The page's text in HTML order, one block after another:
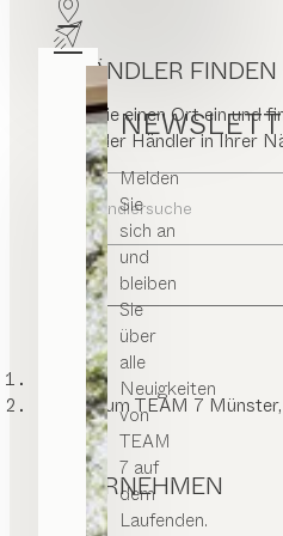
Melden
Sie
sich an
und
bleiben
Sie
über
alle
Neuigkeiten
von
TEAM
7 auf
dem
Laufenden.
HÄNDLER FINDEN
Geben Sie einen Ort ein und
Store oder Händler in Ihrer
Zur Händlersuche
TEAM 7
Impressum TEAM 7
UNTERNEHMEN
Kontakt